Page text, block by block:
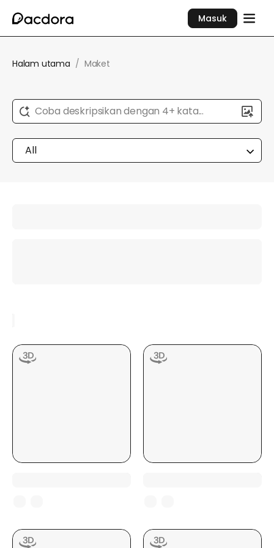
Masuk
Halam utama / Maket
Coba deskripsikan dengan 4+ kata...
All